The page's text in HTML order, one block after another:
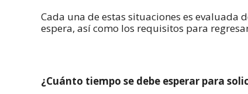
Cada una de estas situaciones es
espera, así como los requisitos para
¿Cuánto tiempo se debe esperar para